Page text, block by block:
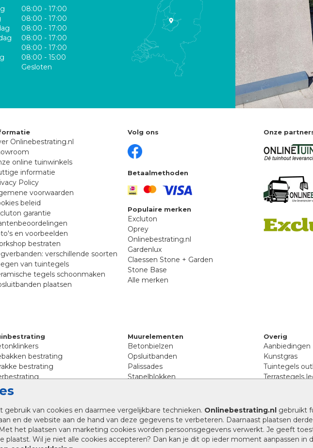
gebruik van cookies en daarmee vergelijkbare technieken. Onlinebestrating.nl gebruikt
en de website aan de hand van deze gegevens te verbeteren. Daarnaast plaatsen
het plaatsen van marketing cookies worden persoonsgegevens verwerkt. Je geeft
plaatst. Wil je niet alle cookies accepteren? Dan kan je dit op ieder moment aanpassen in
08:00 - 17:00
08:00 - 17:00
08:00 - 17:00
08:00 - 17:00
08:00 - 17:00
08:00 - 15:00
Gesloten
Onlinebestrating.nl
online tuinwinkels
informatie
Policy
voorwaarden
beleid
garantie
en voorbeelden
bestraten
verschillende soorten
van tuintegels
tegels schoonmaken
plaatsen
Volg ons
Betaalmethoden
Populaire merken
Excluton
Oprey
Onlinebestrating.nl
Gardenlux
Claessen Stone + Garden
Stone Base
Alle merken
Onze
bestrating
bestrating
bestrating
Muurelementen
Betonbielzen
Opsluitbanden
Palissades
Stapelblokken
Afwatering en diversen
Beplantings en betonelementen
Split, grind en zand
Oprit tegels
Overig
Aanbiedingen
Kunstgras
Tuintegels
Terrastegels
Legpatronen
Hoe
Aanlegtips
Verschil